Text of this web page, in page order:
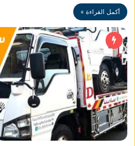
أكمل القراءة »